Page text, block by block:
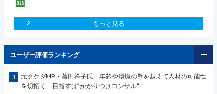
もっと見る
ユーザー評価ランキング
1
元タケダMR・藤田祥子氏 年齢や環境の壁を越えて人材の可能性
を切拓く 目指すは”かかりつけコンサル“